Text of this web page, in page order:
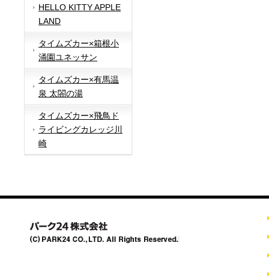
HELLO KITTY APPLE
LAND
タイムズカー×箱根小
涌園ユネッサン
タイムズカー×有馬温
泉 太閤の湯
タイムズカー×飛鳥ド
ライビングカレッジ川
崎